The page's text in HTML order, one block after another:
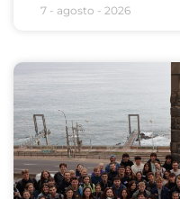
7 - agosto - 2026